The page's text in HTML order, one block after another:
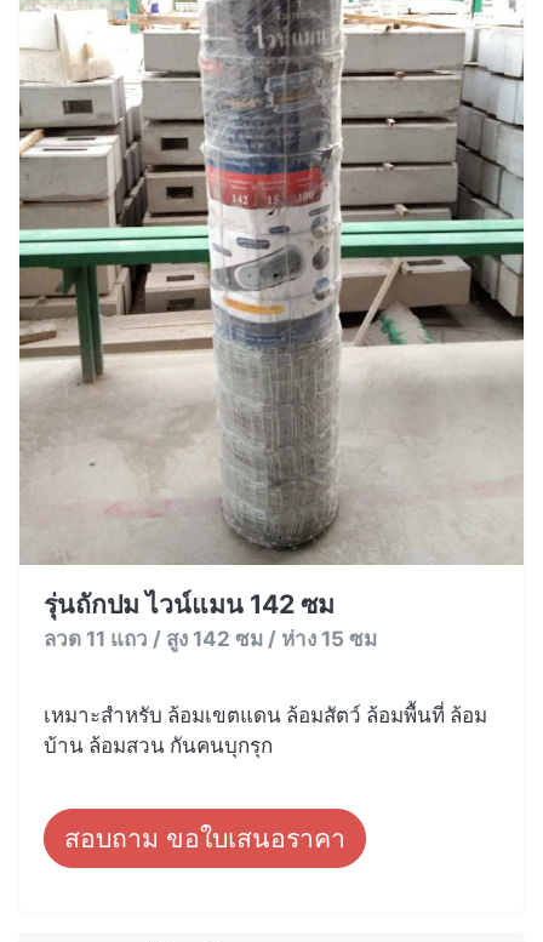
รุ่นถักปม ไวน์แมน 142 ซม
ลวด 11 แถว / สูง 142 ซม / ห่าง 15 ซม
เหมาะสำหรับ ล้อมเขตแดน ล้อมสัตว์ ล้อมพื้นที่ ล้อม
บ้าน ล้อมสวน กันคนบุกรุก
สอบถาม ขอใบเสนอราคา